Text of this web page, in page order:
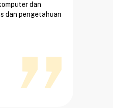
dan
dan pengetahuan